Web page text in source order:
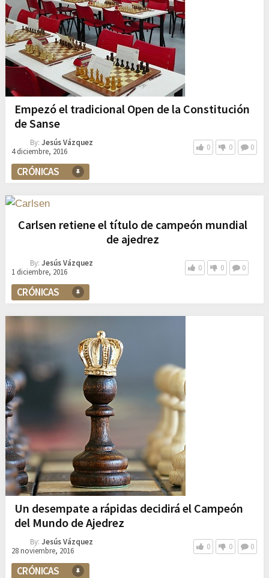
Empezó el tradicional Open de la Constitución
de Sanse
By: Jesús Vázquez
4 diciembre, 2016
0 0 0
CRÓNICAS
Carlsen retiene el título de campeón mundial
de ajedrez
By: Jesús Vázquez
1 diciembre, 2016
0 0 0
CRÓNICAS
Un desempate a rápidas decidirá el Campeón
del Mundo de Ajedrez
By: Jesús Vázquez
28 noviembre, 2016
0 0 0
CRÓNICAS